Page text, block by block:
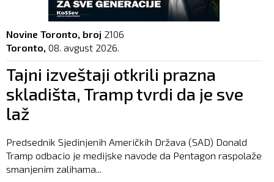
Novine Toronto, broj 2106
Toronto, 08. avgust 2026.
Tajni izveštaji otkrili prazna
skladišta, Tramp tvrdi da je sve
laž
Predsednik Sjedinjenih Američkih Država (SAD) Donald
Tramp odbacio je medijske navode da Pentagon raspolaže
smanjenim zalihama...